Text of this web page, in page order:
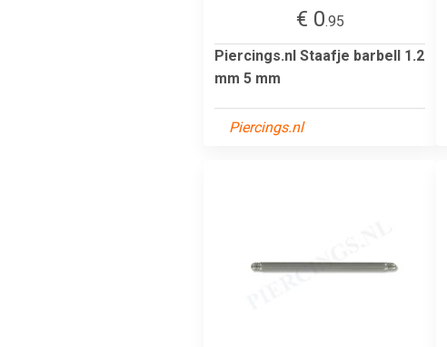
€ 0.95
Piercings.nl Staafje barbell 1.2
mm 5 mm
Piercings.nl